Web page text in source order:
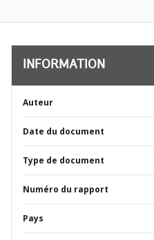
INFORMATION
Auteur
Date du document
Type de document
Numéro du rapport
Pays